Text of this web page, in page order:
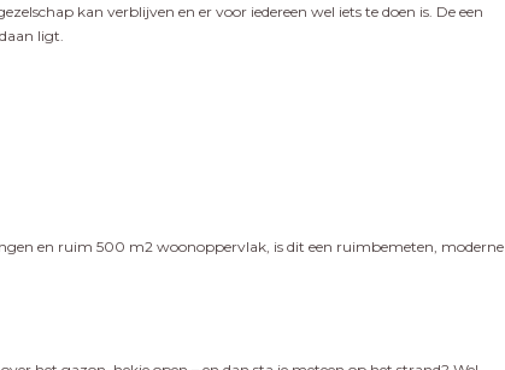
kan verblijven en er voor iedereen wel iets te doen is. De een
ligt.
en ruim 500 m2 woonoppervlak, is dit een ruimbemeten, moderne